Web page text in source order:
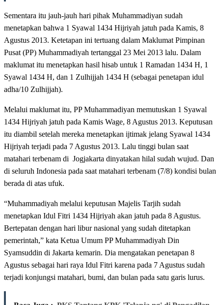
Sementara itu jauh-jauh hari pihak Muhammadiyan sudah
menetapkan bahwa 1 Syawal 1434 Hijriyah jatuh pada Kamis, 8
Agustus 2013. Ketetapan ini tertuang dalam Maklumat Pimpinan
Pusat (PP) Muhammadiyah tertanggal 23 Mei 2013 lalu. Dalam
maklumat itu menetapkan hasil hisab untuk 1 Ramadan 1434 H, 1
Syawal 1434 H, dan 1 Zulhijjah 1434 H (sebagai penetapan idul
adha/10 Zulhijjah).
Melalui maklumat itu, PP Muhammadiyan memutuskan 1 Syawal
1434 Hijriyah jatuh pada Kamis Wage, 8 Agustus 2013. Keputusan
itu diambil setelah mereka menetapkan ijtimak jelang Syawal 1434
Hijriyah terjadi pada 7 Agustus 2013. Lalu tinggi bulan saat
matahari terbenam di Jogjakarta dinyatakan hilal sudah wujud. Dan
di seluruh Indonesia pada saat matahari terbenam (7/8) kondisi bulan
berada di atas ufuk.
“Muhammadiyah melalui keputusan Majelis Tarjih sudah
menetapkan Idul Fitri 1434 Hijriyah akan jatuh pada 8 Agustus.
Bertepatan dengan hari libur nasional yang sudah ditetapkan
pemerintah,” kata Ketua Umum PP Muhammadiyah Din
Syamsuddin di Jakarta kemarin. Dia mengatakan penetapan 8
Agustus sebagai hari raya Idul Fitri karena pada 7 Agustus sudah
terjadi konjungsi matahari, bumi, dan bulan pada satu garis lurus.